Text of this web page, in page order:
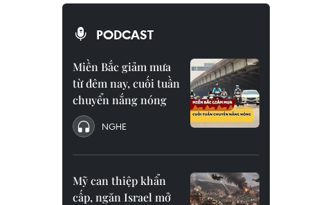
PODCAST
Miền Bắc giảm mưa
từ đêm nay, cuối tuần
chuyển nắng nóng
NGHE
Mỹ can thiệp khẩn
cấp, ngăn Israel mở